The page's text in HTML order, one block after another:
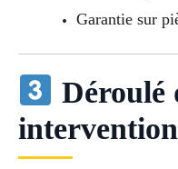
Garantie sur
Déroulé